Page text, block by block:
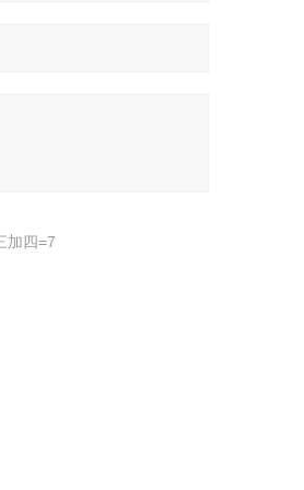
加四=7